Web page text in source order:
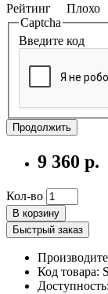
Рейтинг Плохо
Captcha
Введите код
Продолжить
9 360 р.
Кол-во
В корзину
Быстрый заказ
Код товара:
Доступность: